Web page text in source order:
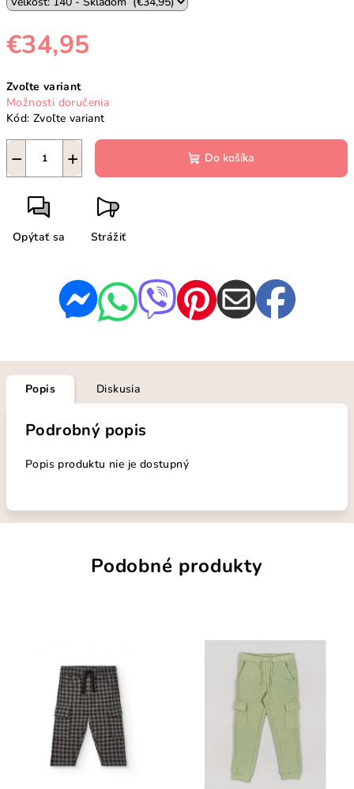
€34,95
cena:
Zvoľte variant
Možnosti doručenia
Kód: Zvoľte variant
+
− Do košíka
Opýtať sa Strážiť
Popis Diskusia
Podrobný popis
Popis produktu nie je dostupný
Podobné produkty